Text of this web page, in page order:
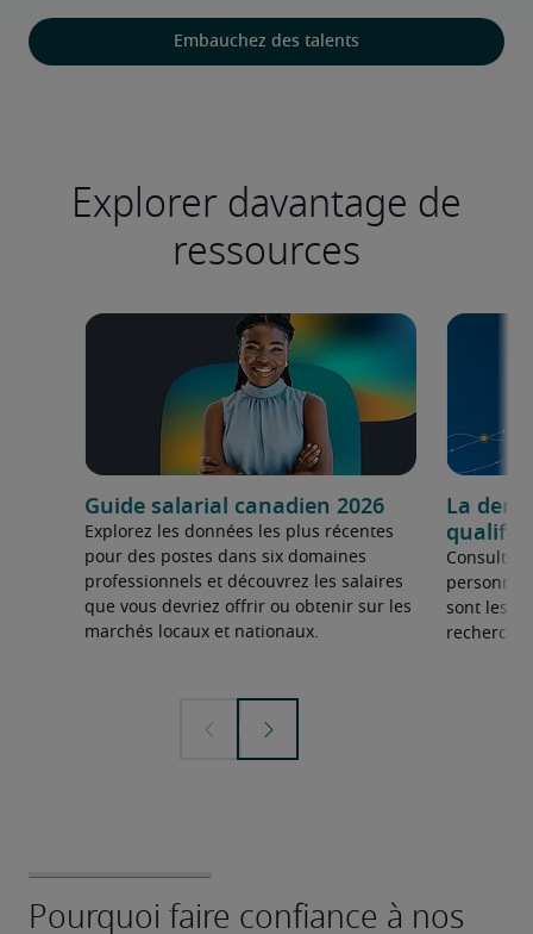
Embauchez des talents
Explorer davantage de
ressources
Guide salarial canadien 2026
Explorez les données les plus récentes
pour des postes dans six domaines
professionnels et découvrez les salaires
que vous devriez offrir ou obtenir sur les
marchés locaux et nationaux.
La
qualifié
Consultez
personnel
sont les